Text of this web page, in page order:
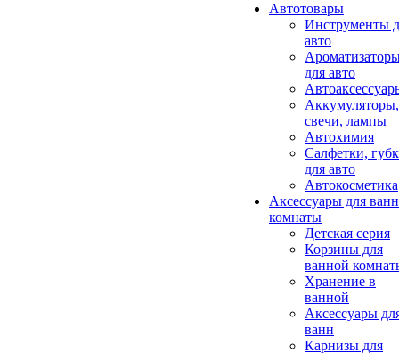
Автотовары
Инструменты
авто
для авто
Аккумуляторы,
свечи, лампы
Автохимия
Салфетки,
для авто
Автокосметика
Аксессуары для
комнаты
Детская серия
Корзины для
ванной
Хранение в
ванной
Аксессуары
ванн
Карнизы для